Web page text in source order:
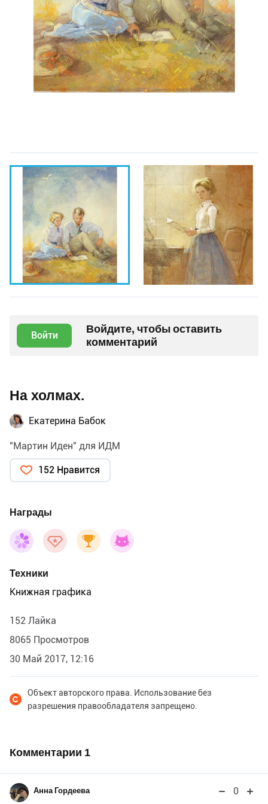
Войти
Войдите, чтобы оставить
комментарий
На холмах.
Екатерина Бабок
"Мартин Иден" для ИДМ
152 Нравится
Награды
Техники
Книжная графика
152 Лайка
8065 Просмотров
30 Май 2017, 12:16
Объект авторского права. Использование без
разрешения правообладателя запрещено.
Комментарии 1
Анна Гордеева 0